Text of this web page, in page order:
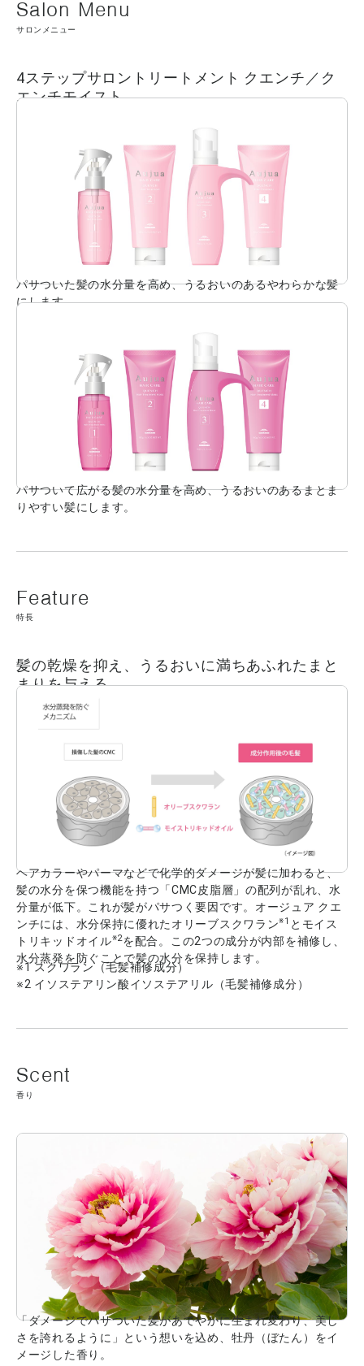
サロンメニュー
4ステップサロントリートメント クエンチ／ク
エンチモイスト
パサついた髪の水分量を高め、うるおいのあるやわらかな髪
にします。
パサついて広がる髪の水分量を高め、うるおいのあるまとま
りやすい髪にします。
特長
髪の乾燥を抑え、うるおいに満ちあふれたまと
まりを与える
ヘアカラーやパーマなどで化学的ダメージが髪に加わると、
髪の水分を保つ機能を持つ「CMC皮脂層」の配列が乱れ、水
分量が低下。これが髪がパサつく要因です。オージュア クエ
ンチには、水分保持に優れたオリーブスクワラン※1 とモイス
トリキッドオイル※2を配合。この2つの成分が内部を補修し、
水分蒸発を防ぐことで髪の水分を保持します。
※1 スクワラン（毛髪補修成分）
※2 イソステアリン酸イソステアリル（毛髪補修成分）
香り
「ダメージでパサついた髪があでやかに生まれ変わり、美し
さを誇れるように」という想いを込め、牡丹（ぼたん）をイ
メージした香り。